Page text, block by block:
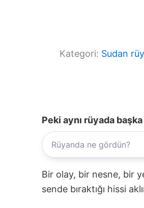
Kategori: Sudan
Peki aynı rüyada
Bir olay, bir nesne, bir
sende bıraktığı hissi